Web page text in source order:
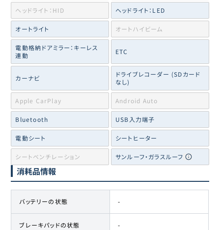
ヘッドライト：HID ヘッドライト：LED
オートライト オートハイビーム
電動格納ドアミラー：キーレス
連動
ETC
カーナビ
ドライブレコーダー (SDカード
なし)
Apple CarPlay Android Auto
Bluetooth USB入力端子
電動シート シートヒーター
シートベンチレーション サンルーフ・ガラスルーフ
消耗品情報
バッテリーの状態 -
ブレーキパッドの状態 -